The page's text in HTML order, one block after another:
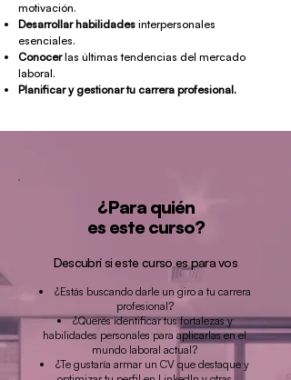
motivación.
Desarrollar habilidades interpersonales
esenciales.
Conocerlas últimas tendencias del mercado
laboral.
Planificar y gestionar tu carrera profesional.
¿Para quién
es este curso?
Descubrí si este curso es para vos
¿Estás buscando darle un giro a tu carrera
profesional?
¿Querés identificar tus fortalezas y
habilidades personales para aplicarlas en el
mundo laboral actual?
¿Te gustaría armar un CV que destaque y